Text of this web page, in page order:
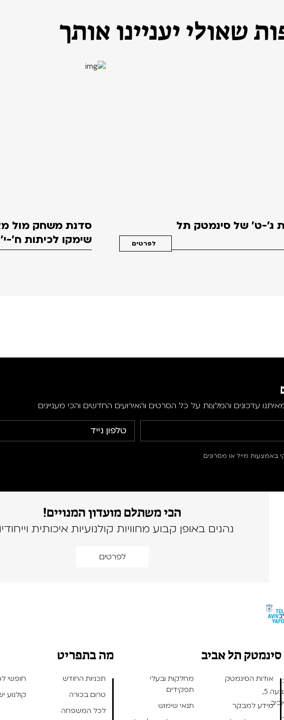
שאולי יעניינו אותך
ג'-ט' של סינמטק תל
לפרטים
סדנת משחק מול
שימקו לכיתות ח'-י'
עדכונים והמלצות על כל הסרטים והאירועים החדשים והכי מעניינים
באמצעות מייל או מסרונים
הכי משתלם מועדון המנויים!
נהנים באופן קבוע מחוויות קולנועיות איכותית
לפרטים
הארבעה 5,
סינמטק תל אביב
אודות הסינמטק
מחלקות ובעלי
תפקידים
מידע למבקר
תנאי שימוש
מה בתפריט
תכניות החודש
חופשי
טרום בכורה
קולנוע
לכל המשפחה